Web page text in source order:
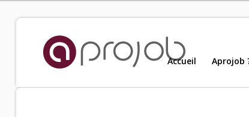
Accueil
Aprojob ?
Accueil Aprojob